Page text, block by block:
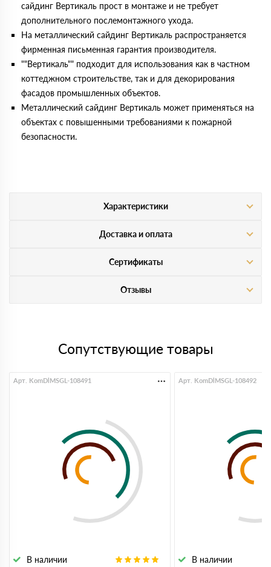
сайдинг Вертикаль прост в монтаже и не требует
дополнительного послемонтажного ухода.
На металлический сайдинг Вертикаль распространяется
фирменная письменная гарантия производителя.
""Вертикаль"" подходит для использования как в частном
коттеджном строительстве, так и для декорирования
фасадов промышленных объектов.
Металлический сайдинг Вертикаль может применяться на
объектах с повышенными требованиями к пожарной
безопасности.
Характеристики
Доставка и оплата
Сертификаты
Отзывы
Сопутствующие товары
В наличии
Арт. KomDlMSGL-108491
В наличии
Арт. KomDlMSGL-108492